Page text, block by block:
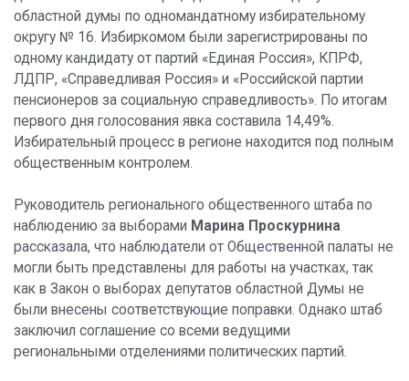
областной думы по одномандатному избирательному
округу № 16. Избиркомом были зарегистрированы по
одному кандидату от партий «Единая Россия», КПРФ,
ЛДПР, «Справедливая Россия» и «Российской партии
пенсионеров за социальную справедливость». По итогам
первого дня голосования явка составила 14,49%.
Избирательный процесс в регионе находится под полным
общественным контролем.
Руководитель регионального общественного штаба по
наблюдению за выборами Марина Проскурнина
рассказала, что наблюдатели от Общественной палаты не
могли быть представлены для работы на участках, так
как в Закон о выборах депутатов областной Думы не
были внесены соответствующие поправки. Однако штаб
заключил соглашение со всеми ведущими
региональными отделениями политических партий.